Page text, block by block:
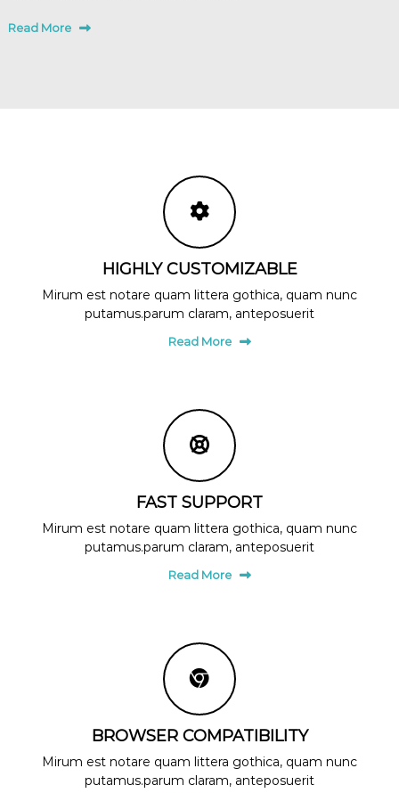
Read More
HIGHLY CUSTOMIZABLE
Mirum est notare quam littera gothica, quam nunc
putamus.parum claram, anteposuerit
Read More
FAST SUPPORT
Mirum est notare quam littera gothica, quam nunc
putamus.parum claram, anteposuerit
Read More
BROWSER COMPATIBILITY
Mirum est notare quam littera gothica, quam nunc
putamus.parum claram, anteposuerit